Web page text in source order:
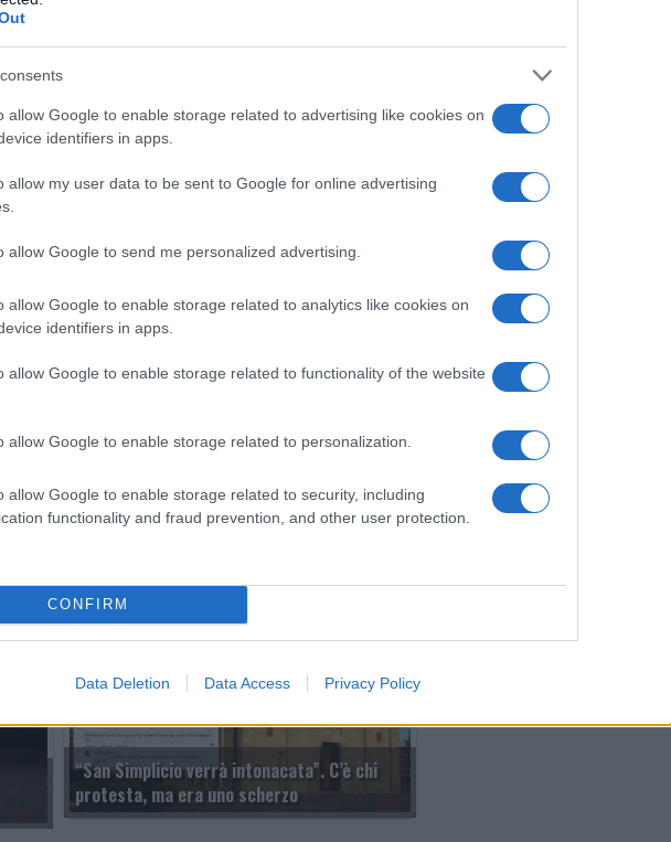
allow Google to enable storage related to advertising like cookies on
identifiers in apps.
allow my user data to be sent to Google for online advertising
allow Google to send me personalized advertising.
allow Google to enable storage related to analytics like cookies on
identifiers in apps.
allow Google to enable storage related to functionality of the website
allow Google to enable storage related to personalization.
allow Google to enable storage related to security, including
functionality and fraud prevention, and other user protection.
CONFIRM
Data Deletion Data Access Privacy Policy
cliccando
nella sezione Logindal menù del sito o
Careddu Tommaso Di Caro
un
Parco su sostenibilità e ambiente
“San Simplicio verrà intonacata”. C’è chi
protesta, ma era uno scherzo
Giovannimaria